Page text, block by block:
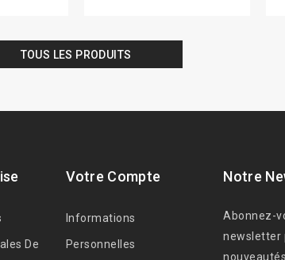
TOUS LES PRODUITS
De
Votre Compte
Informations
Personnelles
Notre
Abonnez-
newsletter